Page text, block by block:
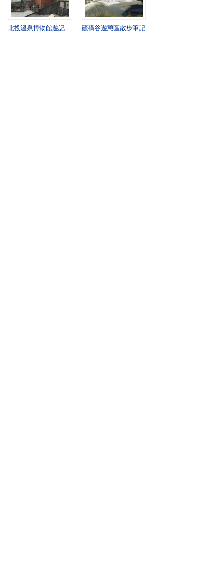
北投溫泉博物館遊記｜走進百年日式建築，感受北投溫泉的前世今生
硫磺谷遊憩區散步筆記：走進北投最原始的風景